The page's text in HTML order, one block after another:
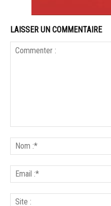
LAISSER UN COMMENTAIRE